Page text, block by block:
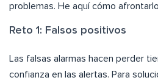
problemas. He aquí cómo
Reto 1: Falsos positivos
Las falsas alarmas hacen perder
confianza en las alertas. Para